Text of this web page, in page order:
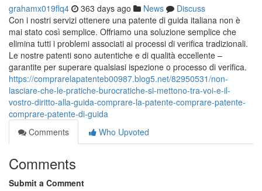
grahamx019flq4 363 days ago News
Discuss
Con i nostri servizi ottenere una patente di guida italiana non è
mai stato così semplice. Offriamo una soluzione semplice che
elimina tutti i problemi associati ai processi di verifica tradizionali.
Le nostre patenti sono autentiche e di qualità eccellente –
garantite per superare qualsiasi ispezione o processo di verifica.
https://comprarelapatenteb00987.blog5.net/82950531/non-
lasciare-che-le-pratiche-burocratiche-si-mettono-tra-voi-e-il-
vostro-diritto-alla-guida-comprare-la-patente-comprare-patente-
comprare-patente-di-guida
Comments
Who Upvoted
Comments
Submit a Comment